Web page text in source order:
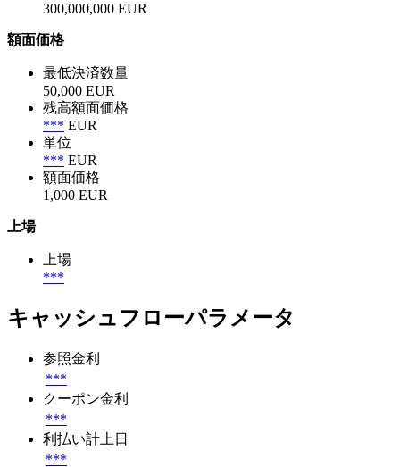
300,000,000 EUR
額面価格
最低決済数量
50,000 EUR
残高額面価格
*** EUR
単位
*** EUR
額面価格
1,000 EUR
上場
上場
***
キャッシュフローパラメータ
参照金利
***
クーポン金利
***
利払い計上日
***